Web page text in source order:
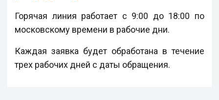
Горячая линия работает с 9:00 до 18:00 по
московскому времени в рабочие дни.
Каждая заявка будет обработана в течение
трех рабочих дней с даты обращения.